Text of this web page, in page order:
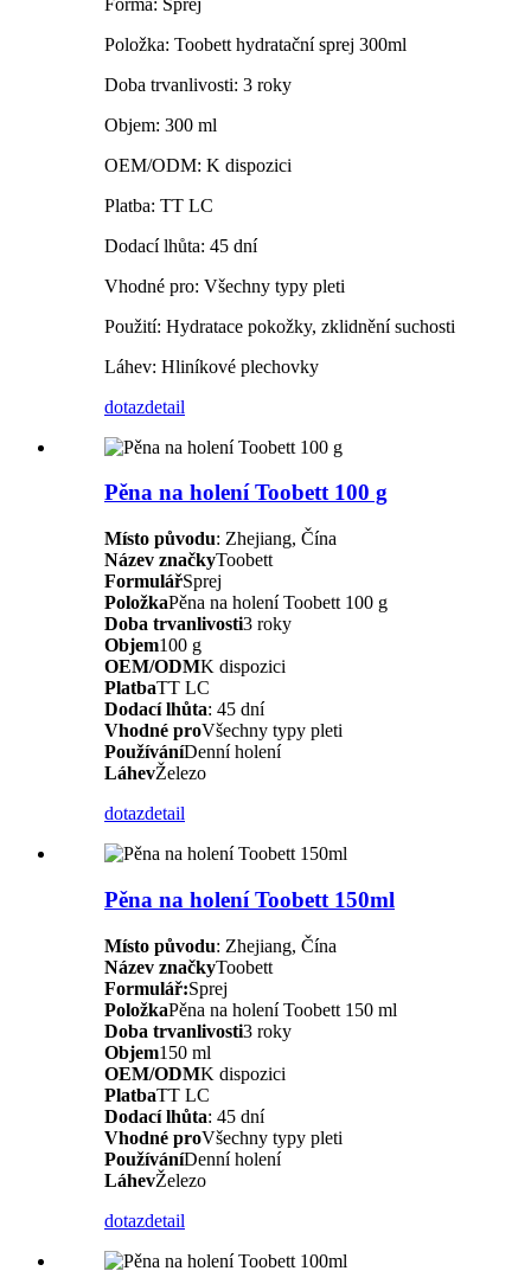
Položka: Toobett hydratační sprej 300ml
Doba trvanlivosti: 3 roky
Objem: 300 ml
OEM/ODM: K dispozici
Platba: TT LC
Dodací lhůta: 45 dní
Vhodné pro: Všechny typy pleti
Použití: Hydratace pokožky, zklidnění suchosti
Láhev: Hliníkové plechovky
dotazdetail
Pěna na holení Toobett 100 g
Místo původu: Zhejiang, Čína
Název značkyToobett
FormulářSprej
PoložkaPěna na holení Toobett 100 g
Doba trvanlivosti3 roky
Objem100 g
OEM/ODMK dispozici
PlatbaTT LC
Dodací lhůta: 45 dní
Vhodné proVšechny typy pleti
PoužíváníDenní holení
LáhevŽelezo
dotazdetail
Pěna na holení Toobett 150ml
Místo původu: Zhejiang, Čína
Název značkyToobett
Formulář:Sprej
PoložkaPěna na holení Toobett 150 ml
Doba trvanlivosti3 roky
Objem150 ml
OEM/ODMK dispozici
PlatbaTT LC
Dodací lhůta: 45 dní
Vhodné proVšechny typy pleti
PoužíváníDenní holení
LáhevŽelezo
dotazdetail